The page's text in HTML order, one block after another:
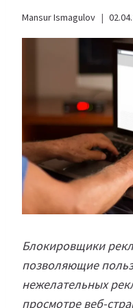
Mansur Ismagulov
Блокировщики
позволяющие
нежелательных
просмотре веб-